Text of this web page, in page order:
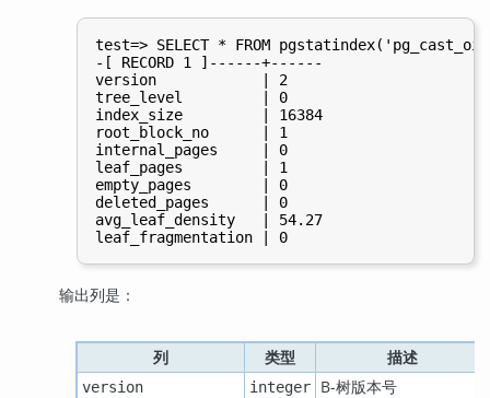
test=> SELECT * FROM
-[ RECORD 1 ]------+------
version            | 2
tree_level         | 0
index_size         | 16384
root_block_no      | 1
internal_pages     | 0
leaf_pages         | 1
empty_pages        | 0
deleted_pages      | 0
avg_leaf_density   | 54.27
输出列是：
列 类型 描述
version integer B-树版本号